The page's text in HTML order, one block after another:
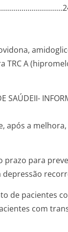
A
SAÚDEII-
após a
prazo para
depressão
de pacientes
com